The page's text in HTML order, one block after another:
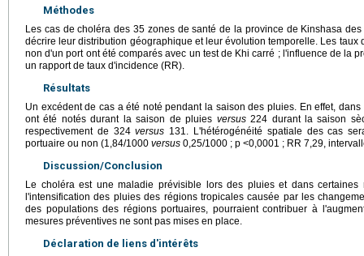
Méthodes
Les cas de choléra des 35 zones de santé de la province de Kinshasa
décrire leur distribution géographique et leur évolution temporelle. Les taux
non d'un port ont été comparés avec un test de Khi carré ; l'influence de la
un rapport de taux d'incidence (RR).
Résultats
Un excédent de cas a été noté pendant la saison des pluies. En effet,
ont été notés durant la saison de pluies versus224 durant la saison
respectivement de 324versus 131. L'hétérogénéité spatiale des cas
portuaire ou non (1,84/1000 versus 0,25/1000 ; p <0,0001 ; RR 7,29,
Discussion/Conclusion
Le choléra est une maladie prévisible lors des pluies et dans
l'intensification des pluies des régions tropicales causée par les
des populations des régions portuaires, pourraient contribuer à
mesures préventives ne sont pas mises en place.
Déclaration de liens d'intérêts